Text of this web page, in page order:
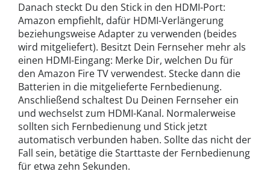
Danach steckt Du den Stick in den HDMI-Port:
Amazon empfiehlt, dafür HDMI-Verlängerung
beziehungsweise Adapter zu verwenden (beides
wird mitgeliefert). Besitzt Dein Fernseher mehr als
einen HDMI-Eingang: Merke Dir, welchen Du für
den Amazon Fire TV verwendest. Stecke dann die
Batterien in die mitgelieferte Fernbedienung.
Anschließend schaltest Du Deinen Fernseher ein
und wechselst zum HDMI-Kanal. Normalerweise
sollten sich Fernbedienung und Stick jetzt
automatisch verbunden haben. Sollte das nicht der
Fall sein, betätige die Starttaste der Fernbedienung
für etwa zehn Sekunden.